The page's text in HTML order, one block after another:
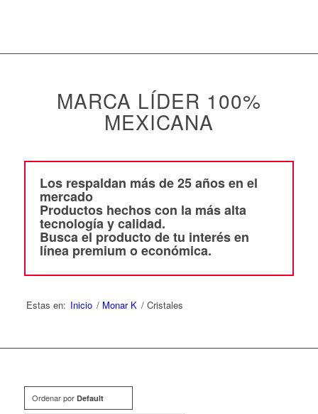
MARCA LÍDER 100%
MEXICANA
Los respaldan más de 25 años en el
mercado
Productos hechos con la más alta
tecnología y calidad.
Busca el producto de tu interés en
línea premium o económica.
Estas en: Inicio / Monar K / Cristales
Ordenar por Default